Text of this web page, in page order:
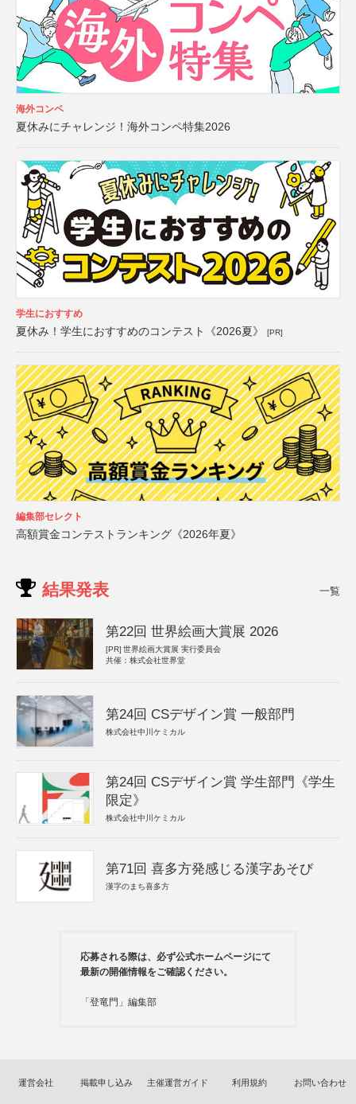
海外コンペ
夏休みにチャレンジ！海外コンペ特集2026
学生におすすめ
夏休み！学生におすすめのコンテスト《2026夏》 [PR]
編集部セレクト
高額賞金コンテストランキング《2026年夏》
結果発表 一覧
第22回 世界絵画大賞展 2026
[PR] 世界絵画大賞展 実行委員会
共催：株式会社世界堂
第24回 CSデザイン賞 一般部門
株式会社中川ケミカル
第24回 CSデザイン賞 学生部門《学生
限定》
株式会社中川ケミカル
第71回 喜多方発感じる漢字あそび
漢字のまち喜多方
応募される際は、必ず公式ホームページにて
最新の開催情報をご確認ください。
「登竜門」編集部
運営会社 掲載申し込み 主催運営ガイド 利用規約 お問い合わせ